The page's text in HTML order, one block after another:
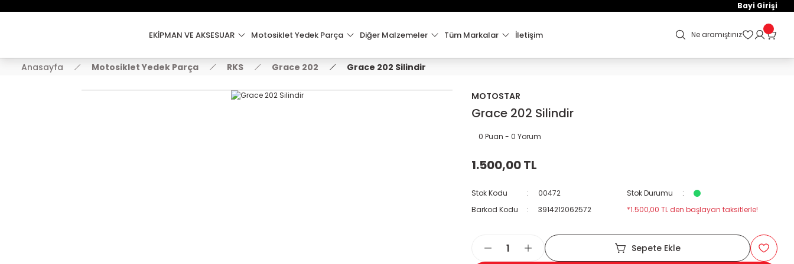
2000 TL VE ÜZERİ KARGO ÜCRETSİZ !
Bayi Girişi
EKİPMAN VE AKSESUAR Motosiklet Yedek Parça Diğer Malzemeler Tüm Markalar İletişim Ne aramıştınız
Anasayfa Motosiklet Yedek Parça RKS Grace 202 Grace 202 Silindir
MOTOSTAR
Grace 202 Silindir
0 Puan - 0 Yorum
1.500,00 TL
Stok Kodu 00472
Stok Durumu
Barkod Kodu
3914212062572 *1.500,00 TL den başlayan taksitlerle!
Sepete Ekle